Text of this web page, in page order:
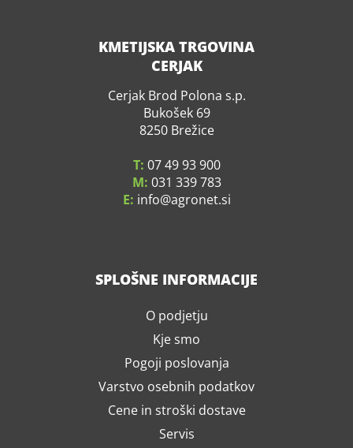
KMETIJSKA TRGOVINA
CERJAK
Cerjak Brod Polona s.p.
Bukošek 69
8250 Brežice
T: 07 49 93 900
M: 031 339 783
E: info agronet.si
SPLOŠNE INFORMACIJE
O podjetju
Kje smo
Pogoji poslovanja
Varstvo osebnih podatkov
Cene in stroški dostave
Servis